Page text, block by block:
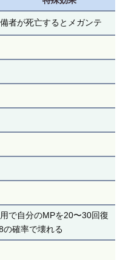
者が死亡するとメガンテ
で自分のMPを20〜30回復
の確率で壊れる